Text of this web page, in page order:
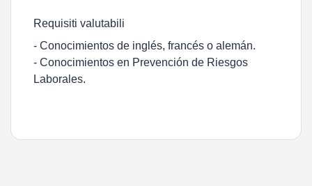
Requisiti valutabili
- Conocimientos de inglés, francés o alemán.
- Conocimientos en Prevención de Riesgos
Laborales.